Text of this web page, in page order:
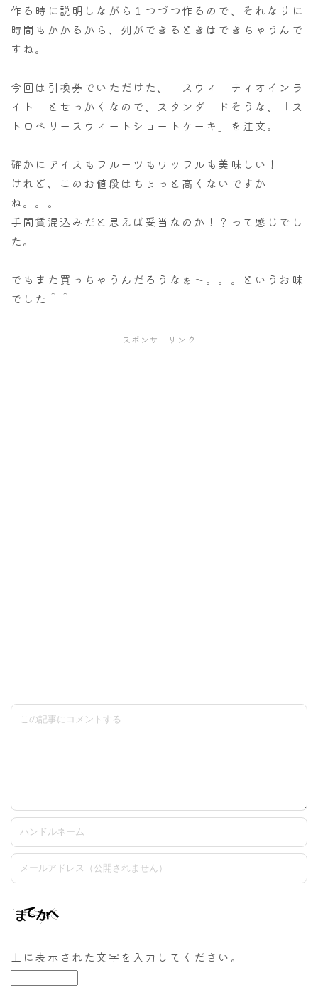
作る時に説明しながら１つづつ作るので、それなりに
時間もかかるから、列ができるときはできちゃうんで
すね。
今回は引換券でいただけた、「スウィーティオインラ
イト」とせっかくなので、スタンダードそうな、「ス
トロベリースウィートショートケーキ」を注文。
確かにアイスもフルーツもワッフルも美味しい！
けれど、このお値段はちょっと高くないですか
ね。。。
手間賃混込みだと思えば妥当なのか！？って感じでし
た。
でもまた買っちゃうんだろうなぁ～。。。というお味
でした＾＾
スポンサーリンク
上に表示された文字を入力してください。